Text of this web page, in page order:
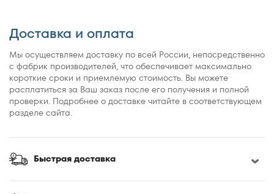
Доставка и оплата
Мы осуществляем доставку по всей России, непосредственно
с фабрик производителей, что обеспечивает максимально
короткие сроки и приемлемую стоимость. Вы можете
расплатиться за Ваш заказ после его получения и полной
проверки. Подробнее о доставке читайте в соответствующем
разделе сайта.
Быстрая доставка